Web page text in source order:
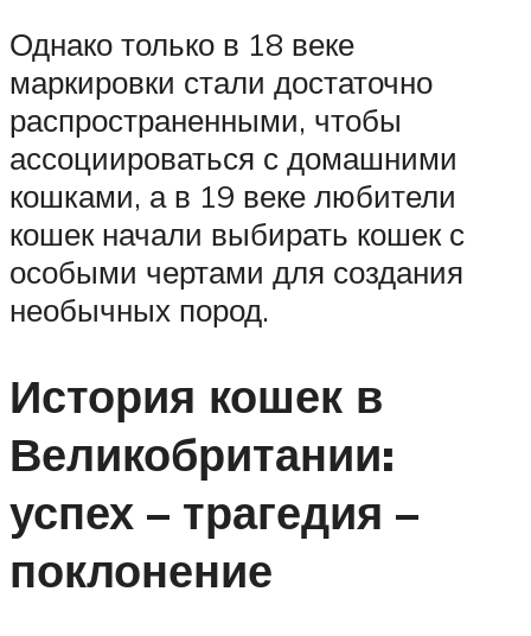
Однако только в 18 веке
маркировки стали достаточно
распространенными, чтобы
ассоциироваться с домашними
кошками, а в 19 веке любители
кошек начали выбирать кошек с
особыми чертами для создания
необычных пород.
История кошек в
Великобритании:
успех – трагедия –
поклонение